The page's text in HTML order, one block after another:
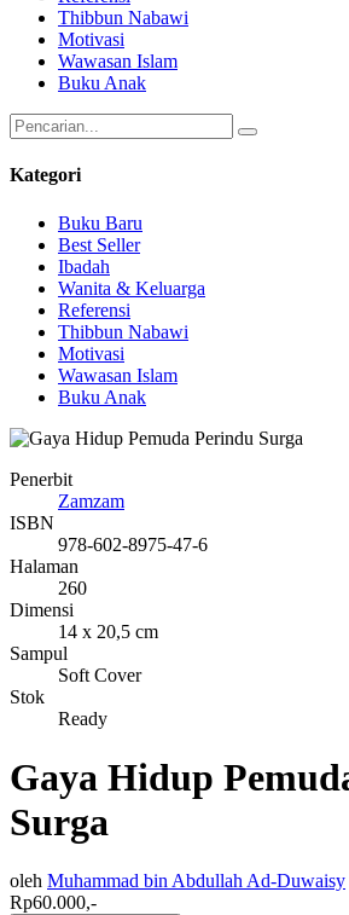
Thibbun Nabawi
Motivasi
Wawasan Islam
Buku Anak
Kategori
Buku Baru
Best Seller
Ibadah
Wanita & Keluarga
Referensi
Thibbun Nabawi
Motivasi
Wawasan Islam
Buku Anak
Penerbit
Zamzam
ISBN
978-602-8975-47-6
Halaman
260
Dimensi
14 x 20,5 cm
Sampul
Soft Cover
Stok
Ready
Gaya Hidup
Surga
oleh Muhammad bin Abdullah Ad-Duwaisy
Rp60.000,-